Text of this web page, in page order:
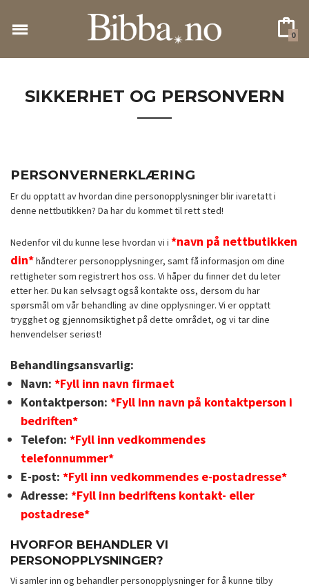
0
SIKKERHET OG PERSONVERN
PERSONVERNERKLÆRING
Er du opptatt av hvordan dine personopplysninger blir ivaretatt i
denne nettbutikken? Da har du kommet til rett sted!
Nedenfor vil du kunne lese hvordan vi i *navn på nettbutikken
din*håndterer personopplysninger, samt få informasjon om dine
rettigheter som registrert hos oss. Vi håper du finner det du leter
etter her. Du kan selvsagt også kontakte oss, dersom du har
spørsmål om vår behandling av dine opplysninger. Vi er opptatt
trygghet og gjennomsiktighet på dette området, og vi tar dine
henvendelser seriøst!
Behandlingsansvarlig:
Navn: *Fyll inn navn firmaet
Kontaktperson: *Fyll inn navn på kontaktperson i
bedriften*
Telefon: *Fyll inn vedkommendes
telefonnummer*
E-post: *Fyll inn vedkommendes e-postadresse*
Adresse: *Fyll inn bedriftens kontakt- eller
postadrese*
HVORFOR BEHANDLER VI
PERSONOPPLYSNINGER?
Vi samler inn og behandler personopplysninger for å kunne tilby